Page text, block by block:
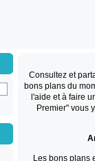
Consultez et
bons plans du
l'aide et à faire
Premier" vous
Les bons plans